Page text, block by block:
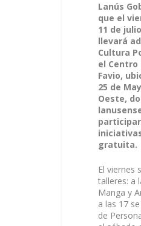
Lanús
que el
11 de
llevará
Cultura
el Centro
Favio,
25 de
Oeste,
gratuita.
El viernes
talleres: a
Manga y
a las 17
de